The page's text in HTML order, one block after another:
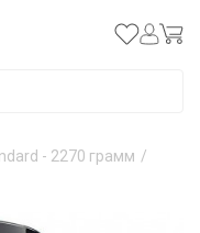
- 2270 грамм /